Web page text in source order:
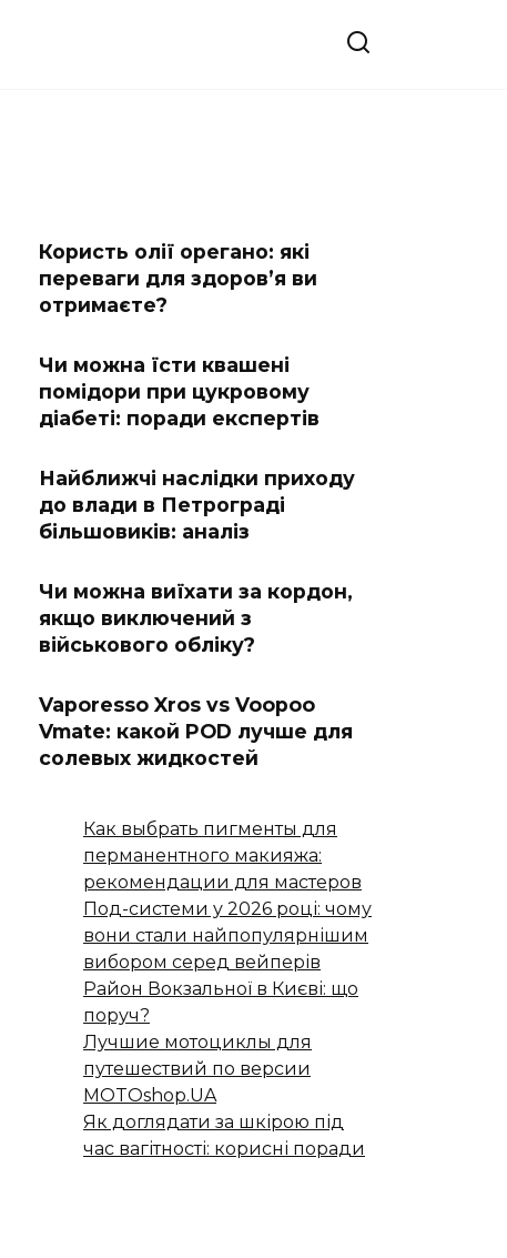
Користь олії орегано: які
переваги для здоров’я ви
отримаєте?
Чи можна їсти квашені
помідори при цукровому
діабеті: поради експертів
Найближчі наслідки приходу
до влади в Петрограді
більшовиків: аналіз
Чи можна виїхати за кордон,
якщо виключений з
військового обліку?
Vaporesso Xros vs Voopoo
Vmate: какой POD лучше для
солевых жидкостей
Как выбрать пигменты для
перманентного макияжа:
рекомендации для мастеров
Под-системи у 2026 році: чому
вони стали найпопулярнішим
вибором серед вейперів
Район Вокзальної в Києві: що
поруч?
Лучшие мотоциклы для
путешествий по версии
MOTOshop.UA
Як доглядати за шкірою під
час вагітності: корисні поради